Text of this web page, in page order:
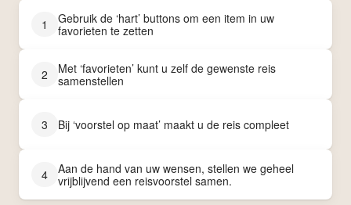
1
Gebruik de ‘hart’ buttons om een item in uw
favorieten te zetten
2
Met ‘favorieten’ kunt u zelf de gewenste reis
samenstellen
3 Bij ‘voorstel op maat’ maakt u de reis compleet
4
Aan de hand van uw wensen, stellen we geheel
vrijblijvend een reisvoorstel samen.